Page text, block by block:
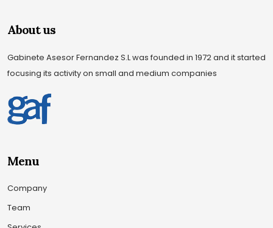
About us
Gabinete Asesor Fernandez S.L was founded in 1972 and it started
focusing its activity on small and medium companies
Menu
Company
Team